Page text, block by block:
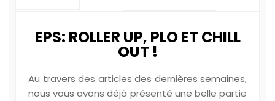
EPS: ROLLER UP, PLO ET CHILL
OUT !
Au travers des articles des dernières semaines,
nous vous avons déjà présenté une belle partie